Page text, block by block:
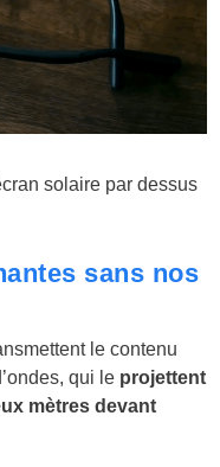
solaire par dessus
sans nos
le contenu
qui le projettent
mètres devant